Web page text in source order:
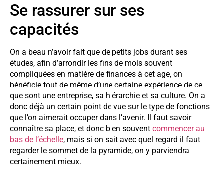
Se rassurer sur ses
capacités
On a beau n’avoir fait que de petits jobs durant ses
études, afin d’arrondir les fins de mois souvent
compliquées en matière de finances à cet age, on
bénéficie tout de même d’une certaine expérience de ce
que sont une entreprise, sa hiérarchie et sa culture. On a
donc déjà un certain point de vue sur le type de fonctions
que l’on aimerait occuper dans l’avenir. Il faut savoir
connaître sa place, et donc bien souvent commencer au
bas de l’échelle, mais si on sait avec quel regard il faut
regarder le sommet de la pyramide, on y parviendra
certainement mieux.